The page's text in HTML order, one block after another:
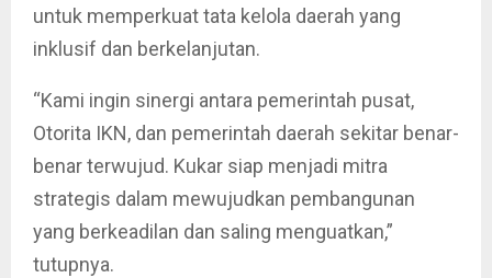
untuk memperkuat tata kelola daerah yang
inklusif dan berkelanjutan.
“Kami ingin sinergi antara pemerintah pusat,
Otorita IKN, dan pemerintah daerah sekitar benar-
benar terwujud. Kukar siap menjadi mitra
strategis dalam mewujudkan pembangunan
yang berkeadilan dan saling menguatkan,”
tutupnya.